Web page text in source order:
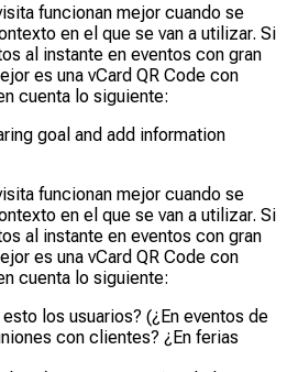
funcionan mejor cuando se
en el que se van a utilizar. Si
al instante en eventos con gran
es una vCard QR Code con
cuenta lo siguiente:
goal and add information
funcionan mejor cuando se
en el que se van a utilizar. Si
al instante en eventos con gran
es una vCard QR Code con
cuenta lo siguiente:
los usuarios? (¿En eventos de
con clientes? ¿En ferias